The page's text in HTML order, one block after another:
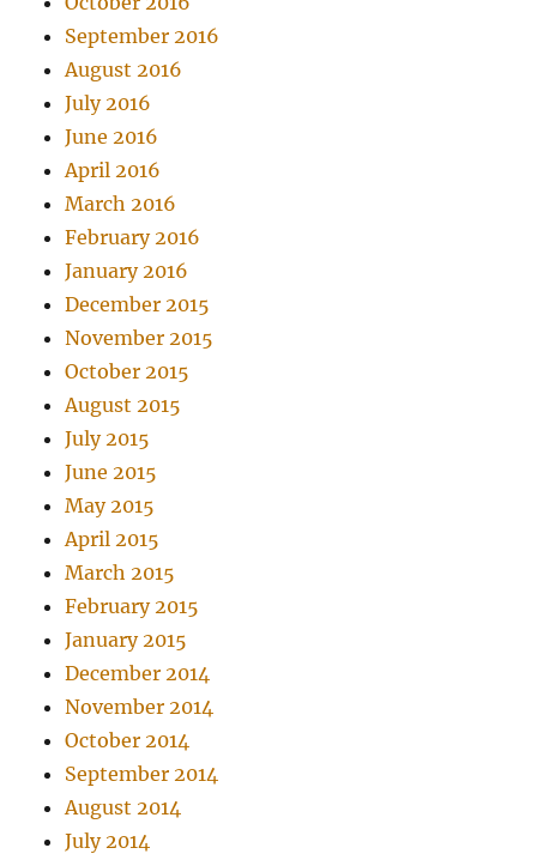
September 2016
August 2016
July 2016
June 2016
April 2016
March 2016
February 2016
January 2016
December 2015
November 2015
October 2015
August 2015
July 2015
June 2015
May 2015
April 2015
March 2015
February 2015
January 2015
December 2014
November 2014
October 2014
September 2014
August 2014
July 2014